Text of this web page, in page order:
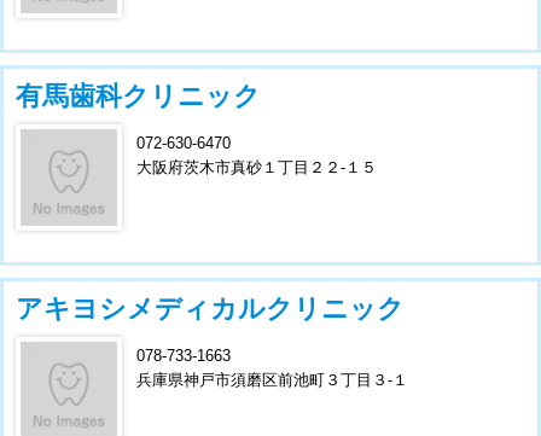
有馬歯科クリニック
072-630-6470
大阪府茨木市真砂１丁目２２-１５
アキヨシメディカルクリニック
078-733-1663
兵庫県神戸市須磨区前池町３丁目３-１